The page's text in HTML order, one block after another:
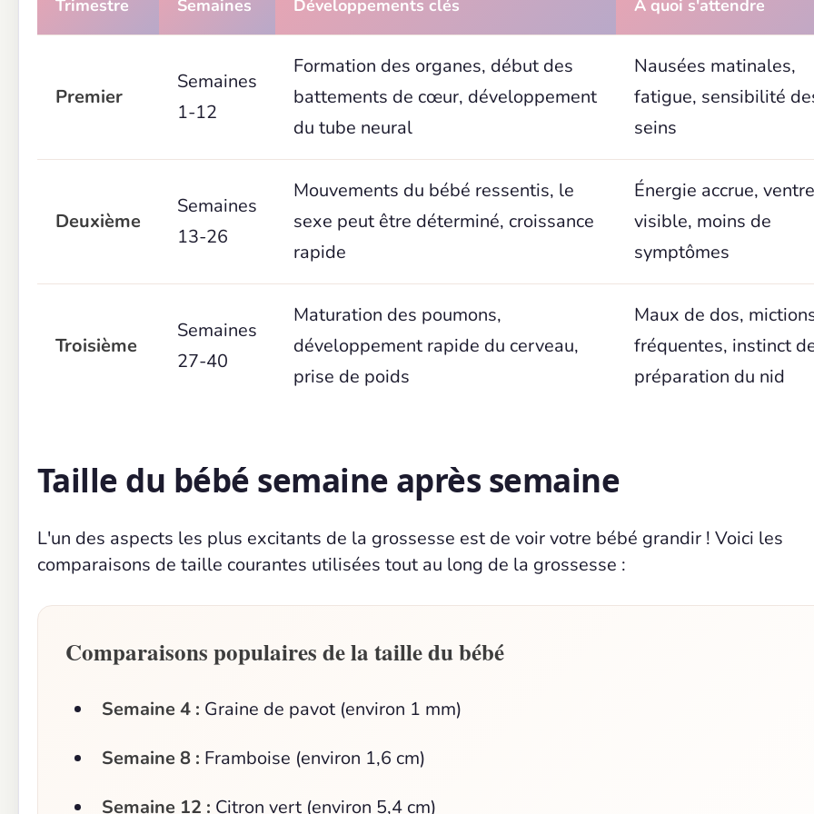
Trimestre Semaines Développements clés À quoi s'attendre
Premier
Semaines
1-12
Formation des organes, début des
battements de cœur, développement
du tube neural
Nausées matinales,
fatigue, sensibilité
seins
Deuxième
Semaines
13-26
Mouvements du bébé ressentis, le
sexe peut être déterminé, croissance
rapide
Énergie accrue, ventre
visible, moins de
symptômes
Troisième
Semaines
27-40
Maturation des poumons,
développement rapide du cerveau,
prise de poids
Maux de dos,
fréquentes, instinct
préparation du nid
Taille du bébé semaine après semaine
L'un des aspects les plus excitants de la grossesse est de voir votre bébé grandir ! Voici les
comparaisons de taille courantes utilisées tout au long de la grossesse :
Comparaisons populaires de la taille du bébé
Semaine 4 : Graine de pavot (environ 1 mm)
Semaine 8 : Framboise (environ 1,6 cm)
Semaine 12 : Citron vert (environ 5,4 cm)